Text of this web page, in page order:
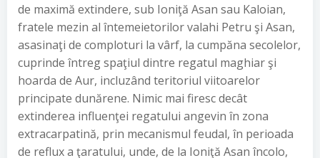
de maximă extindere, sub Ioniţă Asan sau Kaloian,
fratele mezin al întemeietorilor valahi Petru şi Asan,
asasinaţi de comploturi la vârf, la cumpăna secolelor,
cuprinde întreg spaţiul dintre regatul maghiar şi
hoarda de Aur, incluzând teritoriul viitoarelor
principate dunărene. Nimic mai firesc decât
extinderea influenţei regatului angevin în zona
extracarpatină, prin mecanismul feudal, în perioada
de reflux a ţaratului, unde, de la Ioniţă Asan încolo,